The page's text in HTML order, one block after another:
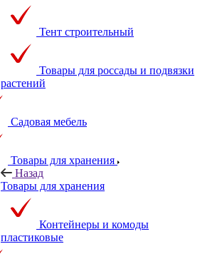
Тент строительный
Товары для россады и подвязки
растений
Садовая мебель
Товары для хранения
Назад
Товары для хранения
Контейнеры и комоды
пластиковые